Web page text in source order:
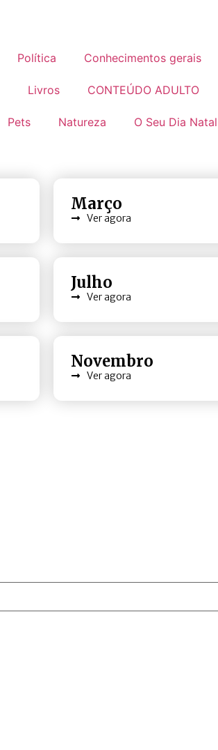
Política Conhecimentos gerais
Livros CONTEÚDO ADULTO
Pets Natureza O Seu Dia Natal
Março
Ver agora
Julho
Ver agora
Novembro
Ver agora